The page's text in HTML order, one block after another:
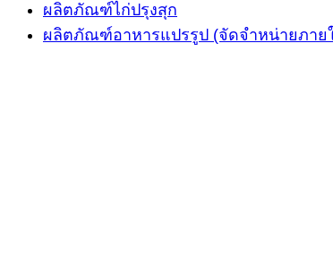
ผลิตภัณฑ์ไก่ปรุงสุก
ผลิตภัณฑ์อาหารแปรรูป (จัดจำหน่ายภาย